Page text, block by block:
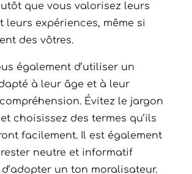
que vous valorisez leurs
leurs expériences, même si
des vôtres.
également d’utiliser un
à leur âge et à leur
Évitez le jargon
choisissez des termes qu’ils
facilement. Il est également
neutre et informatif
un ton moralisateur.